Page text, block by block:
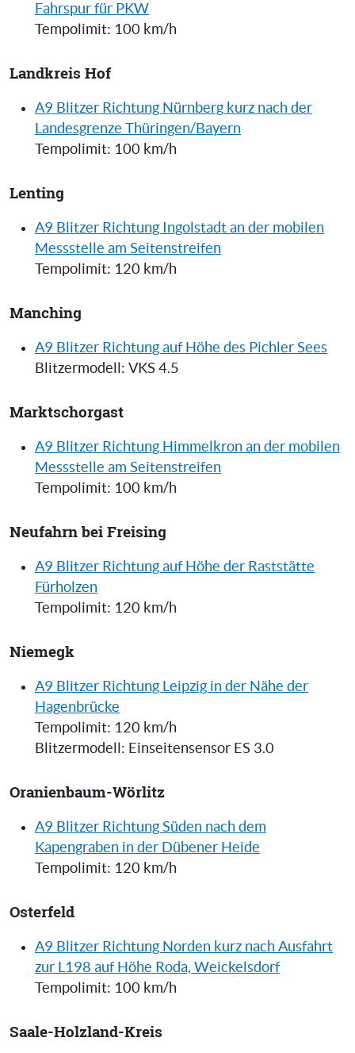
Fahrspur für PKW
Tempolimit: 100 km/h
Landkreis Hof
A9 Blitzer Richtung Nürnberg kurz nach der
Landesgrenze Thüringen/Bayern
Tempolimit: 100 km/h
Lenting
A9 Blitzer Richtung Ingolstadt an der mobilen
Messstelle am Seitenstreifen
Tempolimit: 120 km/h
Manching
A9 Blitzer Richtung auf Höhe des Pichler Sees
Blitzermodell: VKS 4.5
Marktschorgast
A9 Blitzer Richtung Himmelkron an der mobilen
Messstelle am Seitenstreifen
Tempolimit: 100 km/h
Neufahrn bei Freising
A9 Blitzer Richtung auf Höhe der Raststätte
Fürholzen
Tempolimit: 120 km/h
Niemegk
A9 Blitzer Richtung Leipzig in der Nähe der
Hagenbrücke
Tempolimit: 120 km/h
Blitzermodell: Einseitensensor ES 3.0
Oranienbaum-Wörlitz
A9 Blitzer Richtung Süden nach dem
Kapengraben in der Dübener Heide
Tempolimit: 120 km/h
Osterfeld
A9 Blitzer Richtung Norden kurz nach Ausfahrt
zur L198 auf Höhe Roda, Weickelsdorf
Tempolimit: 100 km/h
Saale-Holzland-Kreis